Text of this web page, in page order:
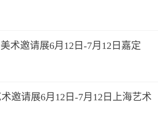
术邀请展6月12日-7月12日嘉定
邀请展6月12日-7月12日上海艺术